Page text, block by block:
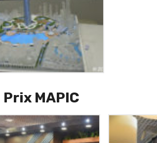
Prix MAPIC